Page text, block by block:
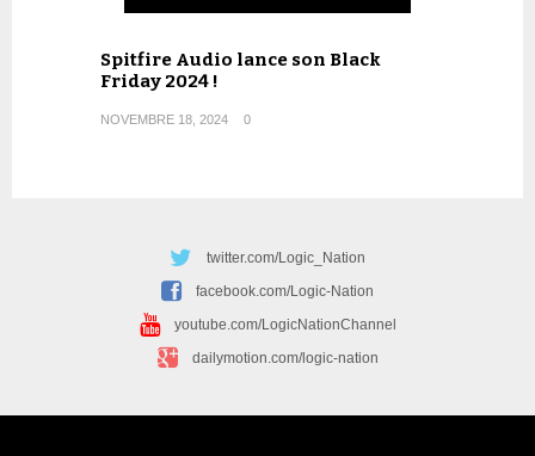
Spitfire Audio lance son Black
Friday 2024 !
NOVEMBRE 18, 2024 0
twitter.com/Logic_Nation
facebook.com/Logic-Nation
youtube.com/LogicNationChannel
dailymotion.com/logic-nation